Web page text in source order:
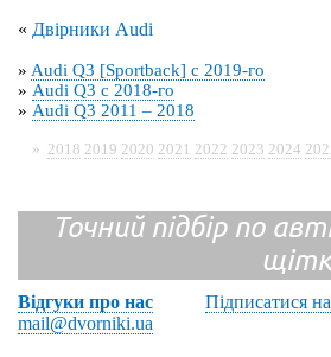
« Двірники Audi
» Audi Q3 [Sportback] с 2019-го
» Audi Q3 с 2018-го
» Audi Q3 2011 – 2018
» 2018 2019 2020 2021 2022 2023 2024
Точний підбір по
Відгуки про нас Підписатися
mail@dvorniki.ua